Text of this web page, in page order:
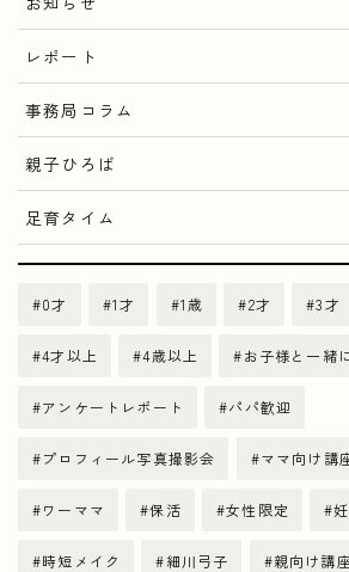
レポート
事務局コラム
親子ひろば
足育タイム
0才 1才 1歳 2才 3才
4才以上 4歳以上 お子様と一緒
アンケートレポート パパ歓迎
プロフィール写真撮影会 ママ向け講
ワーママ 保活 女性限定
時短メイク 細川弓子 親向け講座